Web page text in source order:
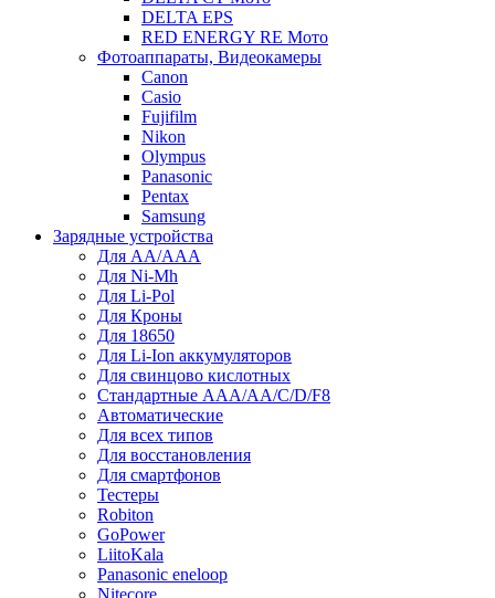
DELTA EPS
RED ENERGY RE Мото
Фотоаппараты, Видеокамеры
Canon
Casio
Fujifilm
Nikon
Olympus
Panasonic
Pentax
Samsung
Зарядные устройства
Для AA/AAA
Для Ni-Mh
Для Li-Pol
Для Кроны
Для 18650
Для Li-Ion аккумуляторов
Для свинцово кислотных
Стандартные ААА/АА/С/D/F8
Автоматические
Для всех типов
Для восстановления
Для смартфонов
Тестеры
Robiton
GoPower
LiitoKala
Panasonic eneloop
Nitecore